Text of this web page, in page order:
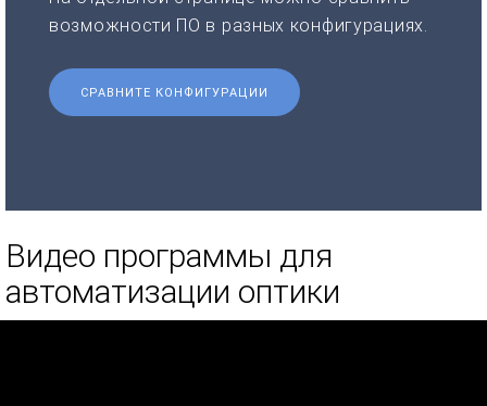
возможности ПО в разных конфигурациях.
СРАВНИТЕ КОНФИГУРАЦИИ
Видео программы для
автоматизации оптики